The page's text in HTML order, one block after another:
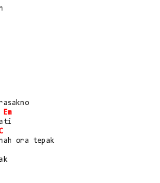
Em
ati
ora tepak